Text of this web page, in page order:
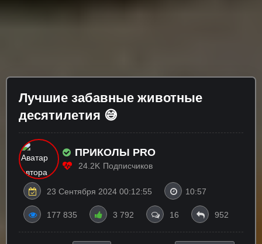
Лучшие забавные животные
десятилетия 😅
ПРИКОЛЫ PRO
24.2K Подписчиков
23 Сентября 2024 00:12:55 10:57
177 835 3 792 16 952